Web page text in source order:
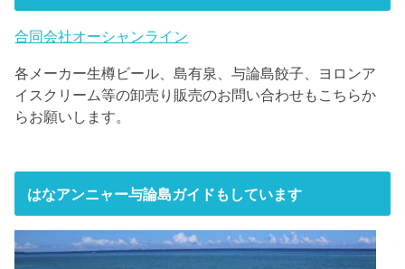
合同会社オーシャンライン
各メーカー生樽ビール、島有泉、与論島餃子、ヨロンア
イスクリーム等の卸売り販売のお問い合わせもこちらか
らお願いします。
はなアンニャー与論島ガイドもしています